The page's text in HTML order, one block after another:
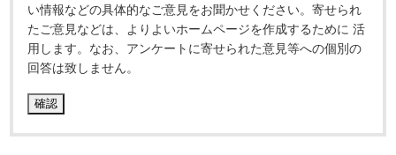
い情報などの具体的なご意見をお聞かせください。寄せられ
たご意見などは、よりよいホームページを作成するために 活
用します。なお、アンケートに寄せられた意見等への個別の
回答は致しません。